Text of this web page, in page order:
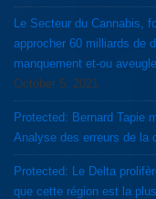
Le Secteur du Cannabis,
approcher 60 milliards de
manquement et-ou
October 5, 2021
Protected: Bernard Tapie
Analyse des erreurs de la
Protected: Le Delta
que cette région est la